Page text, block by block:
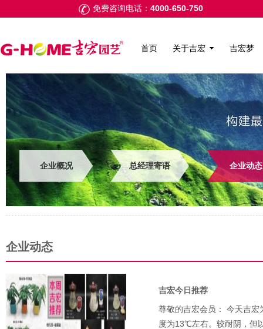
免费咨询电话： 4000-650-750
首页 关于吉宏 吉宏梦
企业概况 总经理寄语 企业动态
企业动态
吉宏今日推荐
尊敬的吉宏会员： 今天吉
度为13℃左右。较耐阴，但